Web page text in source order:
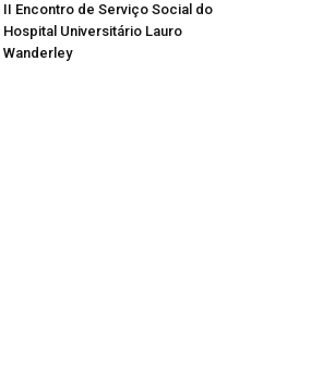
II Encontro de Serviço Social do
Hospital Universitário Lauro
Wanderley